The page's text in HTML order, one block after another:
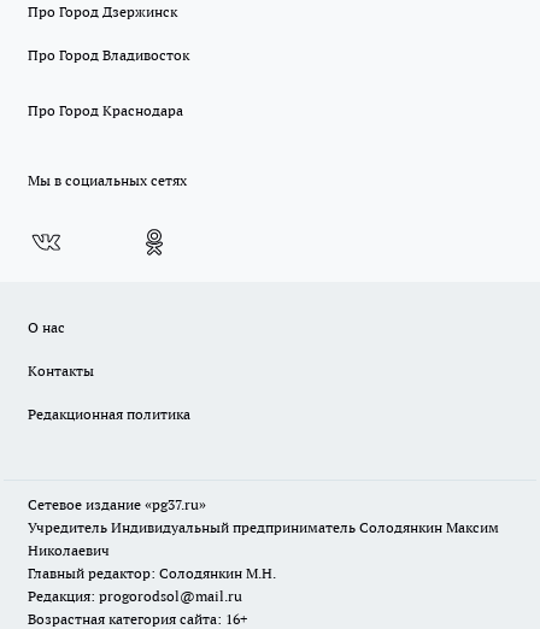
Про Город Дзержинск
Про Город Владивосток
Про Город Краснодара
Мы в социальных сетях
О нас
Контакты
Редакционная политика
Сетевое издание «pg37.ru»
Учредитель Индивидуальный предприниматель Солодянкин Максим
Николаевич
Главный редактор: Солодянкин М.Н.
Редакция: progorodsol@mail.ru
Возрастная категория сайта: 16+